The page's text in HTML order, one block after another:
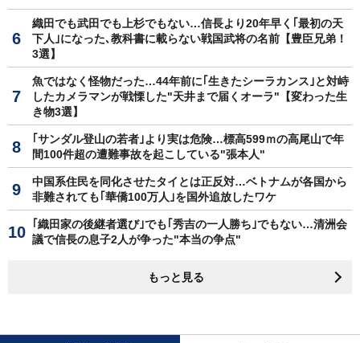
織田でも武田でも上杉でもない…信長より20年早く｢最初の天
下人｣になった､教科書に載らない戦国武将の名前【豊臣兄弟！
3選】
魚ではなく怪物だった…44年前に｢生きたシーラカンス｣と対峙
したカメラマンが戦慄した"天井まで届くオーラ"【変わった生
き物3選】
｢サンダル登山の若者｣より実は危険…標高599ｍの高尾山で年
間100件超の遭難事故を起こしている"張本人"
中国系住民を同化させたタイとは正反対…ベトナムが各国から
非難されても｢華僑100万人｣を国外追放したワケ
｢織田家の後継者選び｣でも｢秀吉の一人勝ち｣でもない…清洲会
議で信長の息子2人が争った"本当の争点"
もっと見る